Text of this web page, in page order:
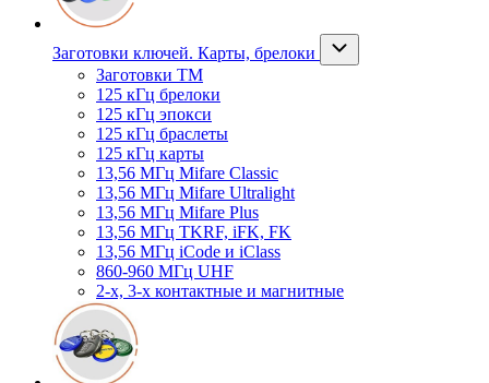
Заготовки ключей. Карты, брелоки
Заготовки ТМ
125 кГц брелоки
125 кГц эпокси
125 кГц браслеты
125 кГц карты
13,56 МГц Mifare Classic
13,56 МГц Mifare Ultralight
13,56 МГц Mifare Plus
13,56 МГц TKRF, iFK, FK
13,56 МГц iCode и iClass
860-960 МГц UHF
2-х, 3-х контактные и магнитные